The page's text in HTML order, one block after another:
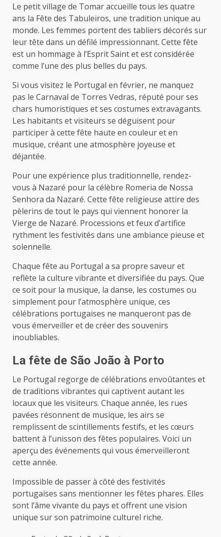
Le petit village de Tomar accueille tous les quatre
ans la Fête des Tabuleiros, une tradition unique au
monde. Les femmes portent des tabliers décorés sur
leur tête dans un défilé impressionnant. Cette fête
est un hommage à l’Esprit Saint et est considérée
comme l’une des plus belles du pays.
Si vous visitez le Portugal en février, ne manquez
pas le Carnaval de Torres Vedras, réputé pour ses
chars humoristiques et ses costumes extravagants.
Les habitants et visiteurs se déguisent pour
participer à cette fête haute en couleur et en
musique, créant une atmosphère joyeuse et
déjantée.
Pour une expérience plus traditionnelle, rendez-
vous à Nazaré pour la célèbre Romeria de Nossa
Senhora da Nazaré. Cette fête religieuse attire des
pèlerins de tout le pays qui viennent honorer la
Vierge de Nazaré. Processions et feux d’artifice
rythment les festivités dans une ambiance pieuse et
solennelle.
Chaque fête au Portugal a sa propre saveur et
reflète la culture vibrante et diversifiée du pays. Que
ce soit pour la musique, la danse, les costumes ou
simplement pour l’atmosphère unique, ces
célébrations portugaises ne manqueront pas de
vous émerveiller et de créer des souvenirs
inoubliables.
La fête de São João à Porto
Le Portugal regorge de célébrations envoûtantes et
de traditions vibrantes qui captivent autant les
locaux que les visiteurs. Chaque année, les rues
pavées résonnent de musique, les airs se
remplissent de scintillements festifs, et les cœurs
battent à l’unisson des fêtes populaires. Voici un
aperçu des événements qui vous émerveilleront
cette année.
Impossible de passer à côté des festivités
portugaises sans mentionner les fêtes phares. Elles
sont l’âme vivante du pays et offrent une vision
unique sur son patrimoine culturel riche.